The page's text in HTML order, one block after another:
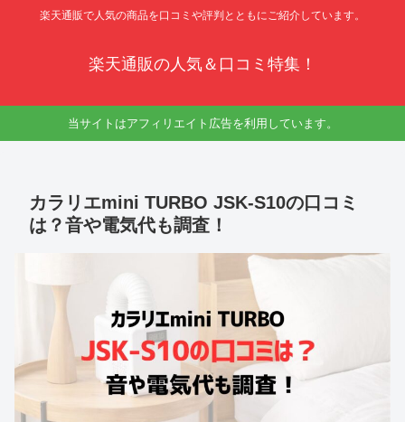
楽天通販で人気の商品を口コミや評判とともにご紹介しています。
楽天通販の人気＆口コミ特集！
当サイトはアフィリエイト広告を利用しています。
カラリエmini TURBO JSK-S10の口コミ
は？音や電気代も調査！